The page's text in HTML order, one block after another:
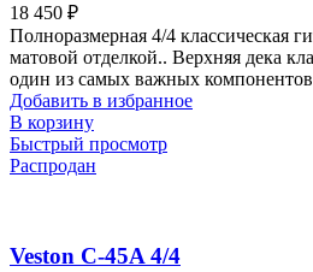
18 450 ₽
Полноразмерная 4/4 классическая
матовой отделкой.. Верхняя дека
один из самых важных компонентов
Добавить в избранное
В корзину
Быстрый просмотр
Распродан
Veston C-45A 4/4